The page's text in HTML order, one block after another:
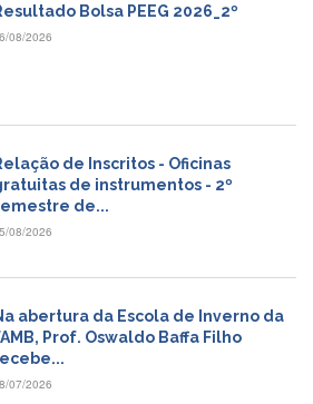
Bolsa PEEG 2026_2º
08/2026
de Inscritos - Oficinas
de instrumentos - 2º
de...
08/2026
abertura da Escola de Inverno da
Prof. Oswaldo Baffa Filho
07/2026